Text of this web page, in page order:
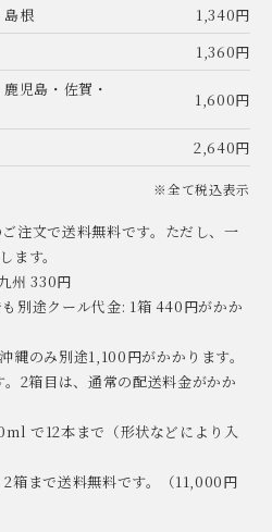
島根
1,340円
1,360円
児島・佐賀・
1,600円
2,640円
※全て税込表示
注文で送料無料です。ただし、一
ます。
州 330円
別途クール代金: 1箱 440円がかか
のみ別途1,100円がかかります。
2箱目は、通常の配送料金がかか
で12本まで（形状などにより入
まで送料無料です。（11,000円